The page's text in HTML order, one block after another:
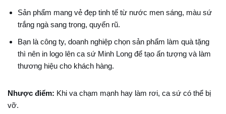
Sản phẩm mang vẻ đẹp tinh tế từ nước men sáng, màu sứ
trắng ngà sang trọng, quyến rũ.
Bạn là công ty, doanh nghiệp chọn sản phẩm làm quà tặng
thì nên in logo lên ca sứ Minh Long để tạo ấn tượng và làm
thương hiệu cho khách hàng.
Nhược điểm: Khi va chạm mạnh hay làm rơi, ca sứ có thể bị
vỡ.